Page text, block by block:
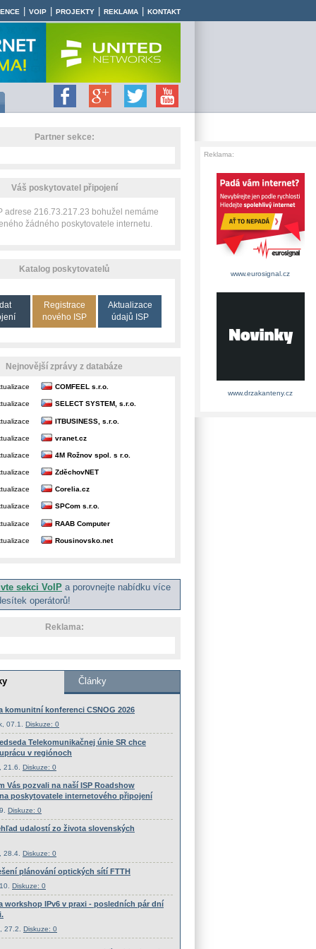
VOIP PROJEKTY REKLAMA KONTAKT
Partner sekce:
Váš poskytovatel připojení
adrese 216.73.217.23 bohužel nemáme
žádného poskytovatele internetu.
Katalog poskytovatelů
Registrace
nového ISP
Aktualizace
údajů ISP
Nejnovější zprávy z databáze
COMFEEL s.r.o.
SELECT SYSTEM, s.r.o.
ITBUSINESS, s.r.o.
vranet.cz
4M Rožnov spol. s r.o.
ZděchovNET
Corelia.cz
SPCom s.r.o.
RAAB Computer
Rousinovsko.net
sekci VoIP a porovnejte nabídku více
operátorů!
Reklama:
Reklama:
www.eurosignal.cz
www.drzakanteny.cz